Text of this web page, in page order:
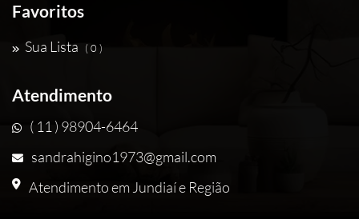
Favoritos
Sua Lista ( 0 )
Atendimento
( 11 ) 98904-6464
sandrahigino1973@gmail.com
Atendimento em Jundiaí e Região